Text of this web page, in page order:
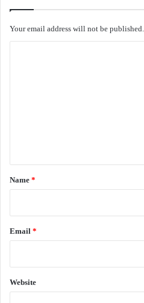
நடுநிசி வேளை
சாளரம் ஏற்ற
அம்புலி வெளிச்சம் நிரம்பிய வானத்தில்
இணைய இதழ் 76
நலங்கிள்ளி கவிதைகள்
Your email address will not be published.
*
Name *
Email *
Website